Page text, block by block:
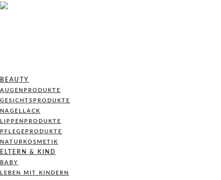
BEAUTY
AUGENPRODUKTE
GESICHTSPRODUKTE
NAGELLACK
LIPPENPRODUKTE
PFLEGEPRODUKTE
NATURKOSMETIK
ELTERN & KIND
BABY
LEBEN MIT KINDERN